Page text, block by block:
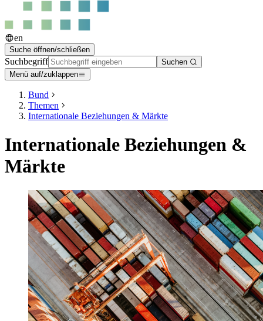
en
Suche öffnen/schließen
Suchbegriff
Suchen
Menü auf/zuklappen
Bund
Themen
Internationale Beziehungen & Märkte
Internationale Beziehungen &
Märkte